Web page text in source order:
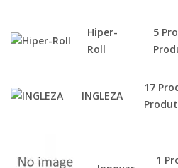
Hiper-
Roll
5
INGLEZA
17
1